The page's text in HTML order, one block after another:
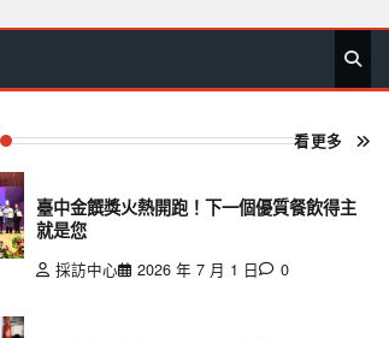
首 要 娛 生 社 文 公 運 旅 政 地
方
專
欄
看更多
臺中金饌獎火熱開跑！下一個優質餐飲得主
就是您
採訪中心 2026 年 7 月 1 日 0